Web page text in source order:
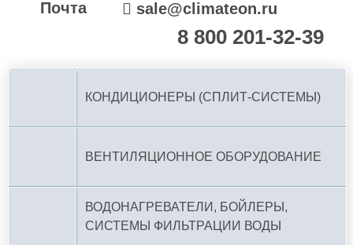
Почта sale@climateon.ru
8 800 201-32-39
КОНДИЦИОНЕРЫ (СПЛИТ-СИСТЕМЫ)
ВЕНТИЛЯЦИОННОЕ ОБОРУДОВАНИЕ
ВОДОНАГРЕВАТЕЛИ, БОЙЛЕРЫ,
СИСТЕМЫ ФИЛЬТРАЦИИ ВОДЫ